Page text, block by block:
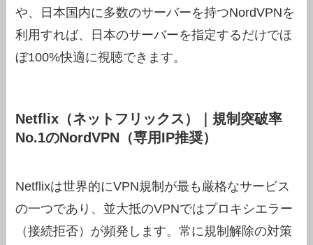
や、日本国内に多数のサーバーを持つNordVPNを
利用すれば、日本のサーバーを指定するだけでほ
ぼ100%快適に視聴できます。
Netflix（ネットフリックス）｜規制突破率
No.1のNordVPN（専用IP推奨）
Netflixは世界的にVPN規制が最も厳格なサービス
の一つであり、並大抵のVPNではプロキシエラー
（接続拒否）が頻発します。常に規制解除の対策